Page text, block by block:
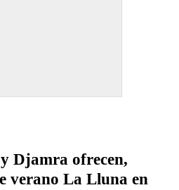
Djamra ofrecen,
verano La Lluna en